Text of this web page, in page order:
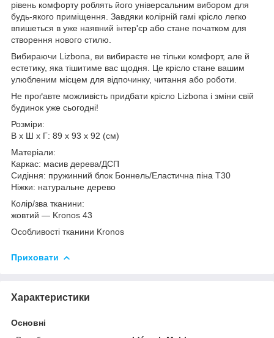
рівень комфорту роблять його універсальним вибором для
будь-якого приміщення. Завдяки колірній гамі крісло легко
впишеться в уже наявний інтер'єр або стане початком для
створення нового стилю.
Вибираючи Lizbona, ви вибираєте не тільки комфорт, але й
естетику, яка тішитиме вас щодня. Це крісло стане вашим
улюбленим місцем для відпочинку, читання або роботи.
Не проґавте можливість придбати крісло Lizbona і зміни свій
будинок уже сьогодні!
Розміри:
В х Ш х Г: 89 х 93 х 92 (см)
Матеріали:
Каркас: масив дерева/ДСП
Сидіння: пружинний блок Боннель/Еластична піна Т30
Ніжки: натуральне дерево
Колір/зва тканини:
жовтий — Kronos 43
Особливості тканини Kronos
Приховати
Характеристики
Основні